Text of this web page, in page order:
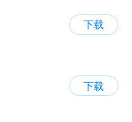
下载
下载